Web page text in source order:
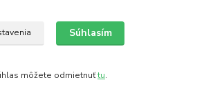
from www.flaticon.com is licensed by CC 3.0 BY
Súhlasím
môžete odmietnuťtu.